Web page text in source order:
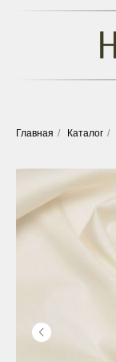
Главная / Каталог /